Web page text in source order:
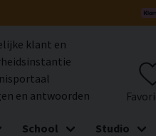
klant en
en antwoorden
School Studio